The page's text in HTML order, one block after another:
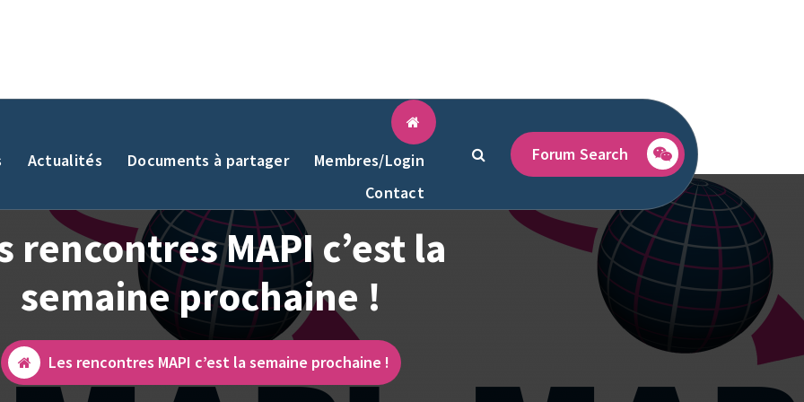
Actualités Documents à partager
Membres/Login
Contact
Forum Search
rencontres MAPI c’est la
semaine prochaine !
Les rencontres MAPI c’est la semaine prochaine !